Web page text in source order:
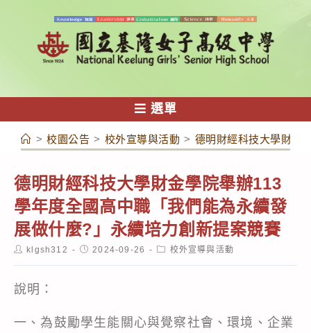
容
選單
> 校園公告 > 校外宣導與活動 > 德明財經科技大學財金
德明財經科技大學財金學院舉辦113
學年度全國高中職「我們能為永續發
展做什麼?」永續培力創新提案競賽
Postklgsh312
Post2024-09-26
Post校外宣導與活動
說明：
一、為鼓勵學生能關心與覺察社會、環境、企業